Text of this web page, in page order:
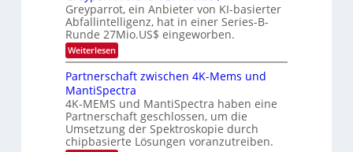
j
a
h
r
D
A
C
H
-
I
n
d
u
s
t
r
i
P
h
o
t
o
n
c
s
H
u
b
s
u
b
i
s
i
E
l
e
c
t
r
Greyparrot, ein Anbieter von KI-basierter
Abfallintelligenz, hat in einer Series-B-
Runde 27Mio.US$ eingeworben.
Weiterlesen:
G
r
e
y
p
a
r
r
o
Partnerschaft zwischen 4K-Mems und
MantiSpectra
4K-MEMS und MantiSpectra haben eine
Partnerschaft geschlossen, um die
Umsetzung der Spektroskopie durch
chipbasierte Lösungen voranzutreiben.